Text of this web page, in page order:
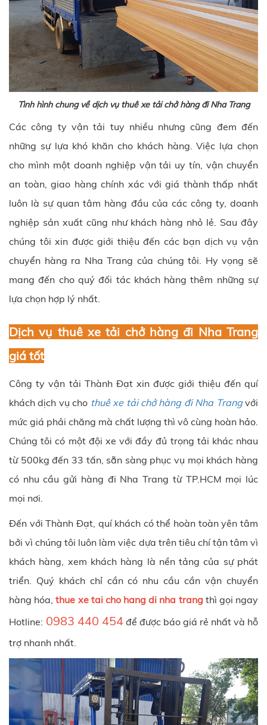
Tình hình chung về dịch vụ thuê xe tải chở hàng đi Nha Trang
Các công ty vận tải tuy nhiều nhưng cũng đem đến
những sự lựa khó khăn cho khách hàng. Việc lựa chọn
cho mình một doanh nghiệp vận tải uy tín, vận chuyển
an toàn, giao hàng chính xác với giá thành thấp nhất
luôn là sự quan tâm hàng đầu của các công ty, doanh
nghiệp sản xuất cũng như khách hàng nhỏ lẻ. Sau đây
chúng tôi xin được giới thiệu đến các bạn dịch vụ vận
chuyển hàng ra Nha Trang của chúng tôi. Hy vọng sẽ
mang đến cho quý đối tác khách hàng thêm những sự
lựa chọn hợp lý nhất.
Dịch vụ thuê xe tải chở hàng đi Nha Trang
giá tốt
Công ty vận tải Thành Đạt xin được giới thiệu đến quí
khách dịch vụ cho thuê xe tải chở hàng đi Nha Trangvới
mức giá phải chăng mà chất lượng thì vô cùng hoàn hảo.
Chúng tôi có một đội xe với đầy đủ trọng tải khác nhau
từ 500kg đến 33 tấn, sẵn sàng phục vụ mọi khách hàng
có nhu cầu gửi hàng đi Nha Trang từ TP.HCM mọi lúc
mọi nơi.
Đến vớiThành Đạt, quí khách có thể hoàn toàn yên tâm
bởi vì chúng tôi luôn làm việc dựa trên tiêu chí tận tâm vì
khách hàng, xem khách hàng là nền tảng của sự phát
triển. Quý khách chỉ cần có nhu cầu cần vận chuyển
hàng hóa,thue xe tai cho hang di nha trang thì gọi ngay
Hotline: 0983 440 454 để được báo giá rẻ nhất và hỗ
trợ nhanh nhất.